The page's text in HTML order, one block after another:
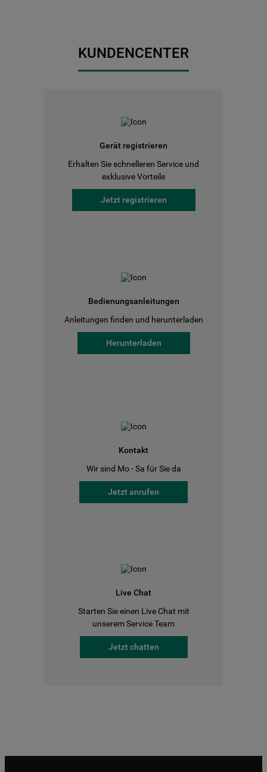
KUNDENCENTER
Gerät registrieren
Erhalten Sie schnelleren Service und
exklusive Vorteile
Jetzt registrieren
Bedienungsanleitungen
Anleitungen finden und herunterladen
Herunterladen
Kontakt
Wir sind Mo - Sa für Sie da
Jetzt anrufen
Live Chat
Starten Sie einen Live Chat mit
unserem Service Team
Jetzt chatten